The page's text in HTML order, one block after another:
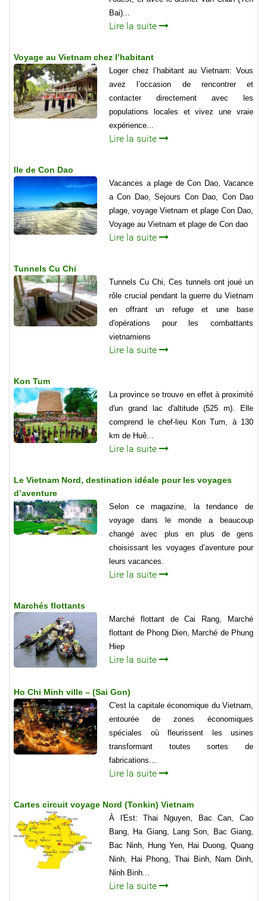
Bai)...
Lire la suite
Voyage au Vietnam chez l’habitant
Loger chez l’habitant au Vietnam: Vous
avez l’occasion de rencontrer et
contacter directement avec les
populations locales et vivez une vraie
expérience...
Lire la suite
Ile de Con Dao
Vacances a plage de Con Dao, Vacance
a Con Dao, Sejours Con Dao, Con Dao
plage, voyage Vietnam et plage Con Dao,
Voyage au Vietnam et plage de Con dao
Lire la suite
Tunnels Cu Chi
Tunnels Cu Chi, Ces tunnels ont joué un
rôle crucial pendant la guerre du Vietnam
en offrant un refuge et une base
d'opérations pour les combattants
vietnamiens
Lire la suite
Kon Tum
La province se trouve en effet à proximité
d'un grand lac d'altitude (525 m). Elle
comprend le chef-lieu Kon Tum, à 130
km de Huê...
Lire la suite
Le Vietnam Nord, destination idéale pour les voyages
d’aventure
Selon ce magazine, la tendance de
voyage dans le monde a beaucoup
changé avec plus en plus de gens
choisissant les voyages d’aventure pour
leurs vacances.
Lire la suite
Marchés flottants
Marché flottant de Cai Rang, Marché
flottant de Phong Dien, Marché de Phung
Hiep
Lire la suite
Ho Chi Minh ville – (Sai Gon)
C'est la capitale économique du Vietnam,
entourée de zones économiques
spéciales où fleurissent les usines
transformant toutes sortes de
fabrications...
Lire la suite
Cartes circuit voyage Nord (Tonkin) Vietnam
À l'Est: Thai Nguyen, Bac Can, Cao
Bang, Ha Giang, Lang Son, Bac Giang,
Bac Ninh, Hung Yen, Hai Duong, Quang
Ninh, Hai Phong, Thai Binh, Nam Dinh,
Ninh Binh...
Lire la suite